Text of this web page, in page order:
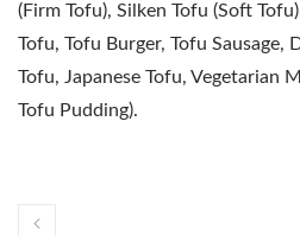
(Firm Tofu), Silken Tofu (Soft
Tofu, Tofu Burger, Tofu Sausage,
Tofu, Japanese Tofu, Vegetarian
Tofu Pudding).